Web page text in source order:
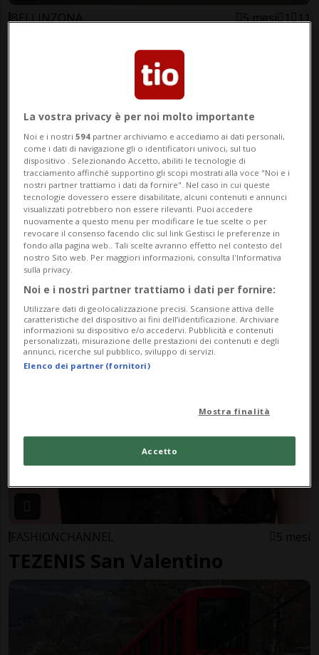
BELLINZONA 5 mesi 1 11
Fiori e sex toy per San
Valentino
FASHIONCHANNEL 5 mesi
TEZENIS San Valentino
La vostra privacy è per noi molto importante
Noi e i nostri594 partner archiviamo e accediamo ai dati personali,
come i dati di navigazione gli o identificatori univoci, sul tuo
dispositivo . Selezionando Accetto, abiliti le tecnologie di
tracciamento affinché supportino gli scopi mostrati alla voce "Noi e i
nostri partner trattiamo i dati da fornire". Nel caso in cui queste
tecnologie dovessero essere disabilitate, alcuni contenuti e annunci
visualizzati potrebbero non essere rilevanti. Puoi accedere
nuovamente a questo menu per modificare le tue scelte o per
revocare il consenso facendo clic sul link Gestisci le preferenze in
fondo alla pagina web.. Tali scelte avranno effetto nel contesto del
nostro Sito web. Per maggiori informazioni, consulta l'Informativa
sulla privacy.
Noi e i nostri partner trattiamo i dati per fornire:
Utilizzare dati di geolocalizzazione precisi. Scansione attiva delle
caratteristiche del dispositivo ai fini dell’identificazione. Archiviare
informazioni su dispositivo e/o accedervi. Pubblicità e contenuti
personalizzati, misurazione delle prestazioni dei contenuti e degli
annunci, ricerche sul pubblico, sviluppo di servizi.
Elenco dei partner (fornitori)
Mostra finalità
Accetto